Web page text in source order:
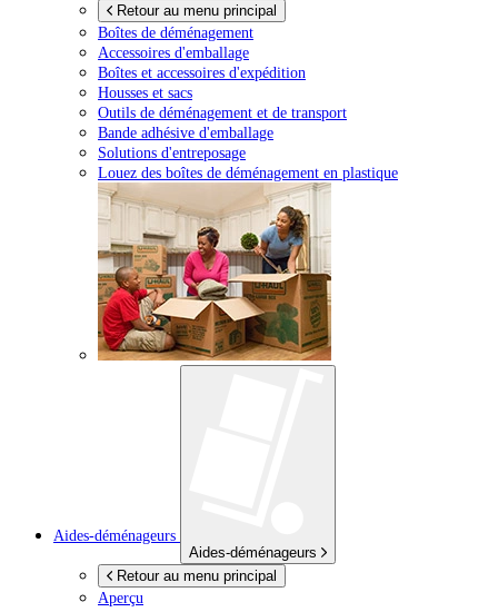
Retour au menu principal
Boîtes de déménagement
Accessoires d'emballage
Boîtes et accessoires d'expédition
Housses et sacs
Outils de déménagement et de transport
Bande adhésive d'emballage
Solutions d'entreposage
Louez des boîtes de déménagement en plastique
Aides-déménageurs
Aides-déménageurs
Retour au menu principal
Aperçu